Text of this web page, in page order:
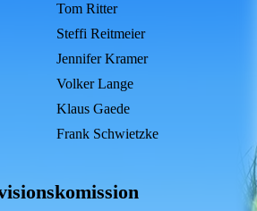
Tom Ritter
Steffi Reitmeier
Jennifer Kramer
Volker Lange
Klaus Gaede
Frank Schwietzke